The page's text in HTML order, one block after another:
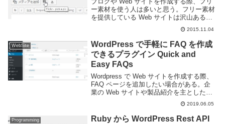
ー素材を使う人は多いと思う。フリー素材
を提供している Web サイトは沢山あるが
Wordpress の投稿に使うなら専用のプラグ
インが用意されているものが使いやすい。
Flickr - Pick a...
2015.11.04
WebSite
WordPress で手軽に FAQ を作成
できるプラグイン Quick and
Easy FAQs
Wordpress で Web サイトを作成する際、
FAQ ページを追加したい場合がある。企
業の Web サイトや製品紹介を主としたペ
ージなどであれば FAQ ページを用意して
おけば顧客の疑問に答えることができて便
利だろう。投稿やページな...
2019.06.05
Programming
Ruby から WordPress Rest API